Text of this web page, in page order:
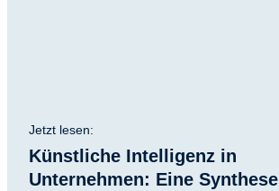
Jetzt lesen:
Künstliche Intelligenz in
Unternehmen: Eine Synthese